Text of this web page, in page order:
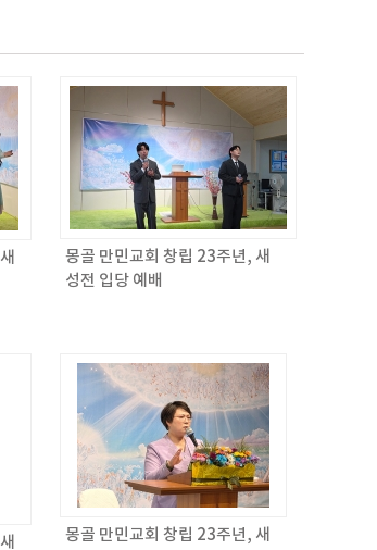
몽골 만민교회 창립 23주년, 새
성전 입당 예배
몽골 만민교회 창립 23주년, 새